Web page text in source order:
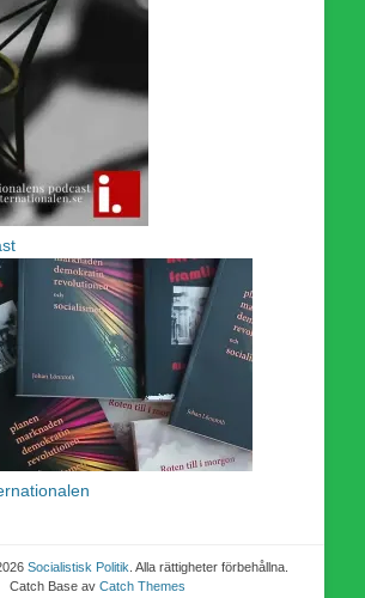
Socialistisk Politik . Alla rättigheter förbehållna.
Catch Base av Catch Themes